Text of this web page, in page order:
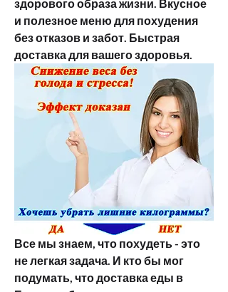
здорового образа жизни. Вкусное
и полезное меню для похудения
без отказов и забот. Быстрая
доставка для вашего здоровья.
Все мы знаем, что похудеть - это
не легкая задача. И кто бы мог
подумать, что доставка еды в